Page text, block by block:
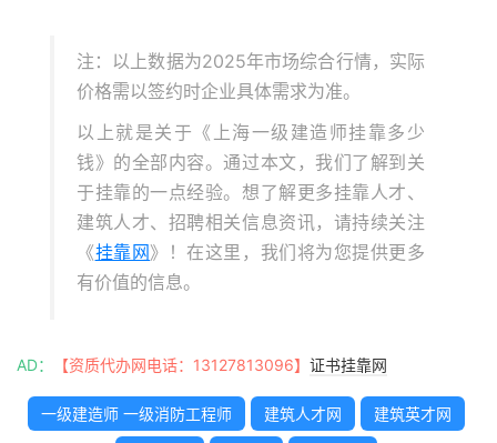
注：以上数据为2025年市场综合行情，实际
价格需以签约时企业具体需求为准。
以上就是关于《上海一级建造师挂靠多少
钱》的全部内容。通过本文，我们了解到关
于挂靠的一点经验。想了解更多挂靠人才、
建筑人才、招聘相关信息资讯，请持续关注
《挂靠网》！在这里，我们将为您提供更多
有价值的信息。
AD： 【资质代办网电话：13127813096】 证书挂靠网
一级建造师 一级消防工程师 建筑人才网 建筑英才网